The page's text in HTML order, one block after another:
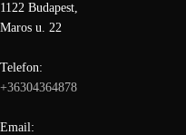
1122 Budapest,
Maros u. 22
Telefon:
+36304364878
Email: